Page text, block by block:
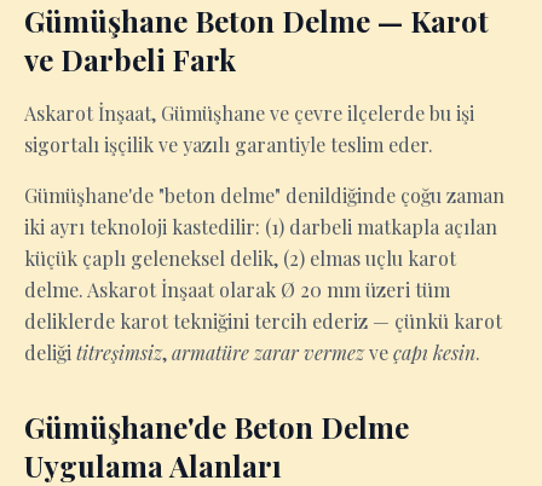
Gümüşhane Beton Delme — Karot
ve Darbeli Fark
Askarot İnşaat, Gümüşhane ve çevre ilçelerde bu işi
sigortalı işçilik ve yazılı garantiyle teslim eder.
Gümüşhane'de "beton delme" denildiğinde çoğu zaman
iki ayrı teknoloji kastedilir: (1) darbeli matkapla açılan
küçük çaplı geleneksel delik, (2) elmas uçlu karot
delme. Askarot İnşaat olarak Ø 20 mm üzeri tüm
deliklerde karot tekniğini tercih ederiz — çünkü karot
deliği titreşimsiz,armatüre zarar vermezveçapı kesin.
Gümüşhane'de Beton Delme
Uygulama Alanları